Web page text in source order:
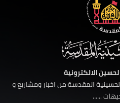
الالكترونية
المقدسة من اخبار ومشاريع و
......